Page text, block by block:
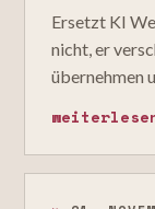
Ersetzt KI
nicht, er
übernehmen